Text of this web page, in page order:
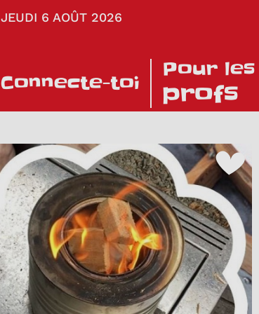
JEUDI 6 AOÛT 2026
Connecte-toi
Pour les
profs